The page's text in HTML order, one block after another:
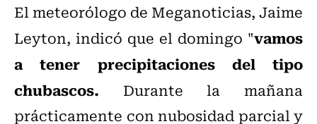
El meteorólogo de Meganoticias, Jaime
Leyton, indicó que el domingo "vamos
a tener precipitaciones del tipo
chubascos. Durante la mañana
prácticamente con nubosidad parcial y